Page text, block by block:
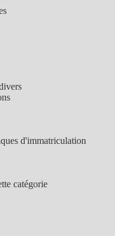
d'immatriculation
catégorie